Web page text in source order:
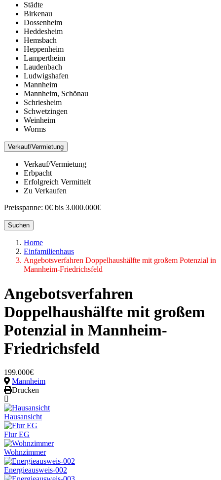
Städte
Birkenau
Dossenheim
Heddesheim
Hemsbach
Heppenheim
Lampertheim
Laudenbach
Ludwigshafen
Mannheim
Mannheim, Schönau
Schriesheim
Schwetzingen
Weinheim
Worms
Verkauf/Vermietung
Verkauf/Vermietung
Erbpacht
Erfolgreich Vermittelt
Zu Verkaufen
Preisspanne: 0€ bis 3.000.000€
Suchen
Home
Einfamilienhaus
Angebotsverfahren Doppelhaushälfte mit großem Potenzial in
Mannheim-Friedrichsfeld
Angebotsverfahren
Doppelhaushälfte mit großem
Potenzial in Mannheim-
Friedrichsfeld
199.000€
Mannheim
Drucken
Hausansicht
Flur EG
Wohnzimmer
Energieausweis-002